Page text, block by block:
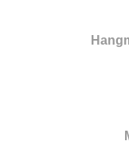
Walsen en
Wasbewerking
Werkbanken en